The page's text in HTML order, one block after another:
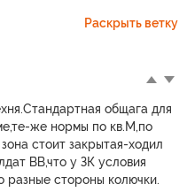
Раскрыть ветку
общага для
же нормы по кв.М,по
стоит закрытая-ходил
ВВ,что у ЗК условия
разные стороны колючки.